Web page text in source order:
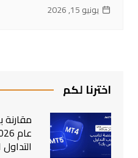
يونيو 15, 2026
اخترنا لكم